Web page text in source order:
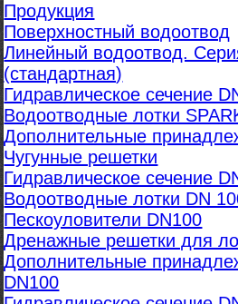
Продукция
Поверхностный водоотвод
Линейный водоотвод.
(стандартная)
Гидравлическое сечение
Водоотводные лотки
Дополнительные
Чугунные решетки
Гидравлическое сечение
Водоотводные лотки DN
Пескоуловители DN100
Дренажные решетки для
Дополнительные
DN100